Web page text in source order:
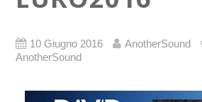
10 Giugno 2016 AnotherSound
AnotherSound